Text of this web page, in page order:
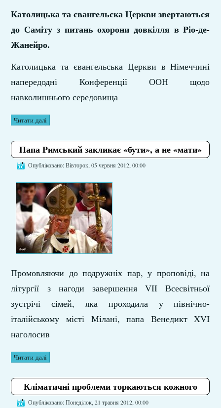
Католицька та євангельска Церкви звертаються
до Саміту з питань охорони довкілля в Ріо-де-
Жанейро.
Католицька та євангельська Церкви в Німеччині
напередодні Конференції ООН щодо
навколишнього середовища
Читати далі
Папа Римський закликає «бути», а не «мати»
Опубліковано: Вівторок, 05 червня 2012, 00:00
Промовляючи до подружніх пар, у проповіді, на
літургії з нагоди завершення VII Всесвітньої
зустрічі сімей, яка проходила у північно-
італійському місті Мілані, папа Венедикт XVI
наголосив
Читати далі
Кліматичні проблеми торкаються кожного
Опубліковано: Понеділок, 21 травня 2012, 00:00